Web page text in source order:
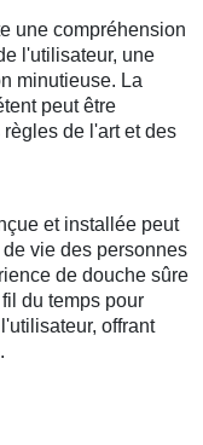
une compréhension
l'utilisateur, une
minutieuse. La
peut être
de l'art et des
et installée peut
vie des personnes
de douche sûre
du temps pour
offrant